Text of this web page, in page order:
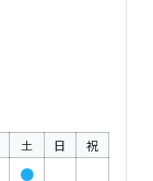
土 日 祝
●